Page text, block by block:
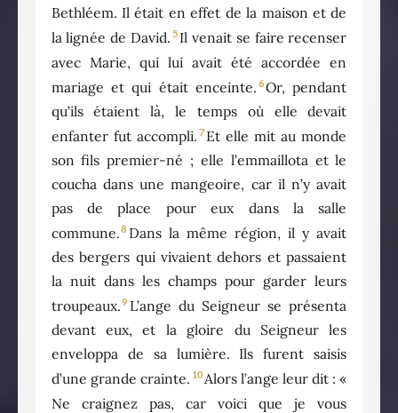
Bethléem. Il était en effet de la maison et de
la lignée de David. 5 Il venait se faire recenser
avec Marie, qui lui avait été accordée en
mariage et qui était enceinte. 6Or, pendant
qu’ils étaient là, le temps où elle devait
enfanter fut accompli. 7 Et elle mit au monde
son fils premier-né ; elle l’emmaillota et le
coucha dans une mangeoire, car il n’y avait
pas de place pour eux dans la salle
commune.8 Dans la même région, il y avait
des bergers qui vivaient dehors et passaient
la nuit dans les champs pour garder leurs
troupeaux.9 L’ange du Seigneur se présenta
devant eux, et la gloire du Seigneur les
enveloppa de sa lumière. Ils furent saisis
d’une grande crainte. 10Alors l’ange leur dit : «
Ne craignez pas, car voici que je vous